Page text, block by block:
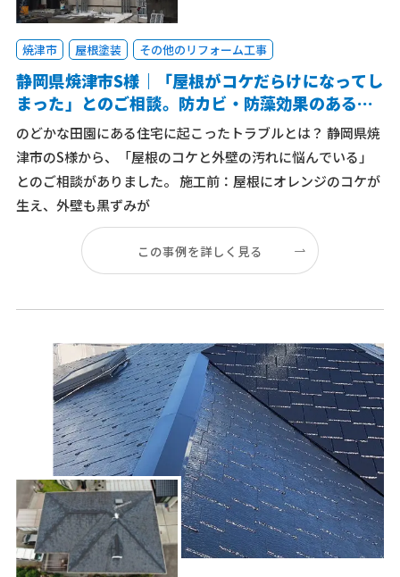
焼津市 屋根塗装 その他のリフォーム工事
静岡県焼津市S様｜「屋根がコケだらけになってし
まった」とのご相談。防カビ・防藻効果のある塗
料で屋根塗装・外壁塗装をご提案！
のどかな田園にある住宅に起こったトラブルとは？ 静岡県焼
津市のS様から、「屋根のコケと外壁の汚れに悩んでいる」
とのご相談がありました。 施工前：屋根にオレンジのコケが
生え、外壁も黒ずみが
この事例を詳しく見る